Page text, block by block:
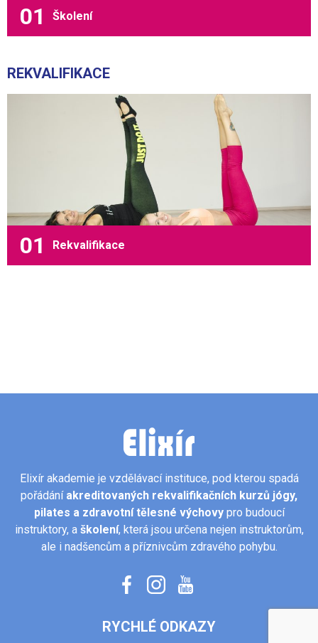
Školení
REKVALIFIKACE
Rekvalifikace
Elixír akademie je vzdělávací instituce, pod kterou spadá
pořádání akreditovaných rekvalifikačních kurzů jógy,
pilates a zdravotní tělesné výchovypro budoucí
instruktory, a školení, která jsou určena nejen instruktorům,
ale i nadšencům a příznivcům zdravého pohybu.
RYCHLÉ ODKAZY